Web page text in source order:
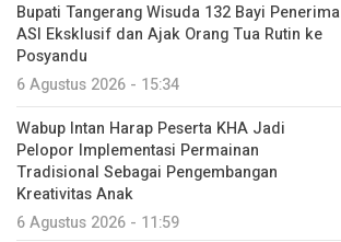
Bupati Tangerang Wisuda 132 Bayi Penerima
ASI Eksklusif dan Ajak Orang Tua Rutin ke
Posyandu
6 Agustus 2026 - 15:34
Wabup Intan Harap Peserta KHA Jadi
Pelopor Implementasi Permainan
Tradisional Sebagai Pengembangan
Kreativitas Anak
6 Agustus 2026 - 11:59